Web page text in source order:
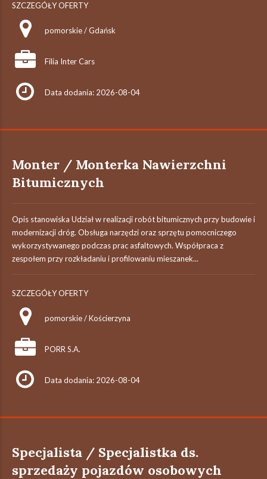
SZCZEGÓŁY OFERTY
pomorskie / Gdańsk
Filia Inter Cars
Data dodania: 2026-08-04
Monter / Monterka Nawierzchni
Bitumicznych
Opis stanowiska Udział w realizacji robót bitumicznych przy budowie i
modernizacji dróg. Obsługa narzędzi oraz sprzętu pomocniczego
wykorzystywanego podczas prac asfaltowych. Współpraca z
zespołem przy rozkładaniu i profilowaniu mieszanek...
SZCZEGÓŁY OFERTY
pomorskie / Kościerzyna
PORR S.A.
Data dodania: 2026-08-04
Specjalista / Specjalistka ds.
sprzedaży pojazdów osobowych